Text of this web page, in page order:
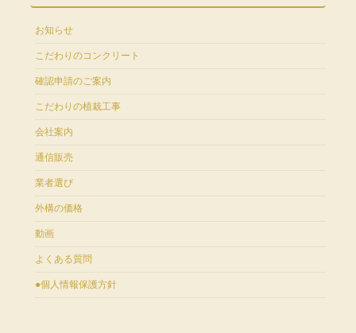
お知らせ
こだわりのコンクリート
確認申請のご案内
こだわりの植栽工事
会社案内
通信販売
業者選び
外構の価格
動画
よくある質問
●個人情報保護方針